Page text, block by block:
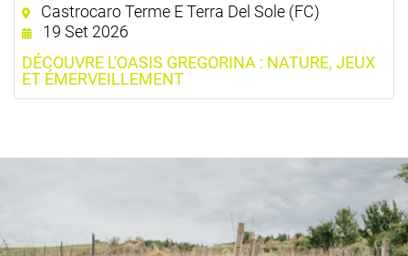
Castrocaro Terme E Terra Del Sole (FC)
19 Set 2026
DÉCOUVRE L'OASIS GREGORINA : NATURE, JEUX
ET ÉMERVEILLEMENT